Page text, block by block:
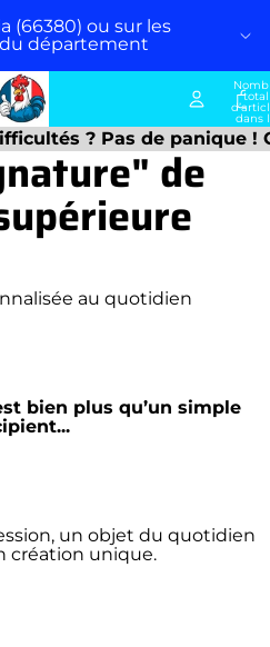
(66380) ou sur les
département
total
dans
? Pas de panique !
de
au quotidien
bien plus qu’un simple
un objet du quotidien
création unique.